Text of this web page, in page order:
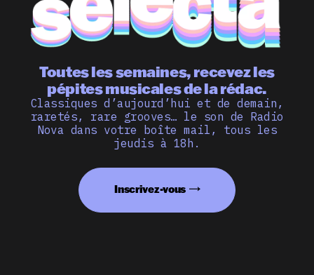
Toutes les semaines, recevez les
pépites musicales de la rédac.
Classiques d’aujourd’hui et de demain,
raretés, rare grooves… le son de Radio
Nova dans votre boîte mail, tous les
jeudis à 18h.
Inscrivez-vous